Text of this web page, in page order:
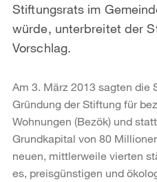
Stiftungsrats im
würde, unterbreitet der
Vorschlag.
Am 3. März 2013 sagten die
Gründung der Stiftung für
Wohnungen (Bezök) und
Grundkapital von 80
neuen, mittlerweile vierten
es, preisgünstigen und